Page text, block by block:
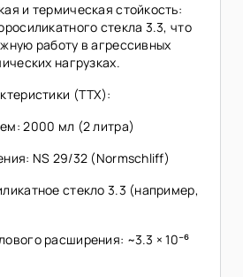
и термическая стойкость:
стекла 3.3, что
работу в агрессивных
нагрузках.
(ТТХ):
2000 мл (2 литра)
NS 29/32 (Normschliff)
стекло 3.3 (например,
расширения: ~3.3 × 10⁻⁶